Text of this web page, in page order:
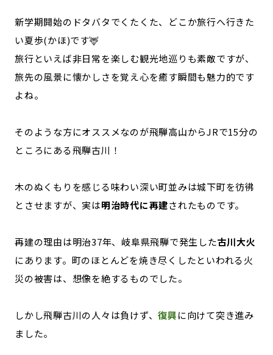
お問い合わせ 会社概要
新学期開始のドタバタでくたくた、どこか旅行へ行きた
い夏歩(かほ)です🦌
旅行といえば非日常を楽しむ観光地巡りも素敵ですが、
旅先の風景に懐かしさを覚え心を癒す瞬間も魅力的です
よね。
そのような方にオススメなのが飛騨高山からJRで15分の
ところにある飛騨古川！
木のぬくもりを感じる味わい深い町並みは城下町を彷彿
とさせますが、実は明治時代に再建されたものです。
再建の理由は明治37年、岐阜県飛騨で発生した古川大火
にあります。町のほとんどを焼き尽くしたといわれる火
災の被害は、想像を絶するものでした。
しかし飛騨古川の人々は負けず、復興に向けて突き進み
ました。